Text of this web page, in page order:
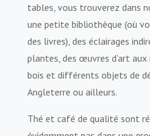
tables, vous trouverez dans
une petite bibliothèque (où
des livres), des éclairages
plantes, des œuvres d’art aux
bois et différents objets de
Angleterre ou ailleurs.
Thé et café de qualité sont